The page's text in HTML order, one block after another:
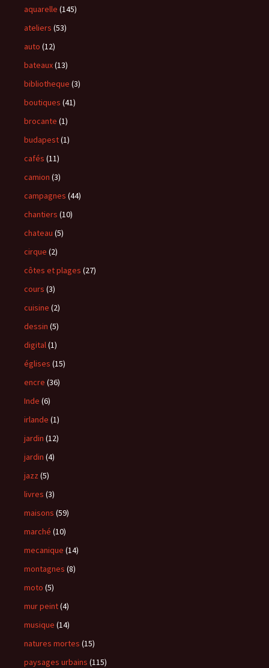
aquarelle (145)
ateliers (53)
auto (12)
bateaux(13)
bibliotheque (3)
boutiques (41)
brocante (1)
budapest(1)
cafés (11)
camion (3)
campagnes (44)
chantiers (10)
chateau (5)
cirque (2)
côtes et plages (27)
cours (3)
cuisine (2)
dessin (5)
digital(1)
églises (15)
encre (36)
Inde (6)
irlande (1)
jardin (12)
jardin (4)
jazz (5)
livres (3)
maisons (59)
marché (10)
mecanique (14)
montagnes (8)
moto (5)
mur peint(4)
musique (14)
natures mortes (15)
paysages urbains (115)